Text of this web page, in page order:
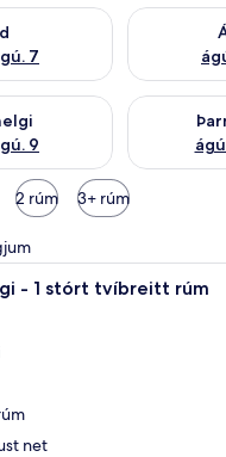
7
ágú. 6 - ágú. 7
Athuga
9
helgi ágú. 7 - ágú. 9
Athuga
2 rúm 3+ rúm
Skrifborð,
- 1 stórt tvíbreitt rúm
net